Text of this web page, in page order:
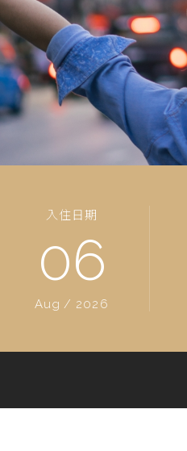
入住日期
06
Aug / 2026